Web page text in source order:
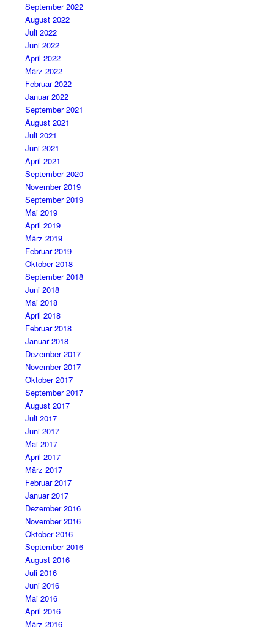
September 2022
August 2022
Juli 2022
Juni 2022
April 2022
März 2022
Februar 2022
Januar 2022
September 2021
August 2021
Juli 2021
Juni 2021
April 2021
September 2020
November 2019
September 2019
Mai 2019
April 2019
März 2019
Februar 2019
Oktober 2018
September 2018
Juni 2018
Mai 2018
April 2018
Februar 2018
Januar 2018
Dezember 2017
November 2017
Oktober 2017
September 2017
August 2017
Juli 2017
Juni 2017
Mai 2017
April 2017
März 2017
Februar 2017
Januar 2017
Dezember 2016
November 2016
Oktober 2016
September 2016
August 2016
Juli 2016
Juni 2016
Mai 2016
April 2016
März 2016